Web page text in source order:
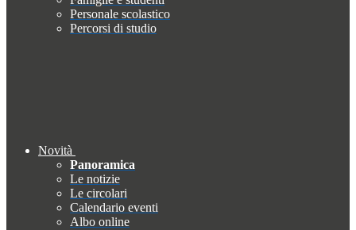
Personale scolastico
Percorsi di studio
Novità
Panoramica
Le notizie
Le circolari
Calendario eventi
Albo online